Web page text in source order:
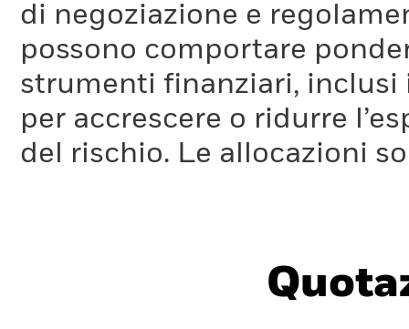
di negoziazione e
possono comportare
strumenti finanziari, inclusi
per accrescere o ridurre
del rischio. Le allocazioni